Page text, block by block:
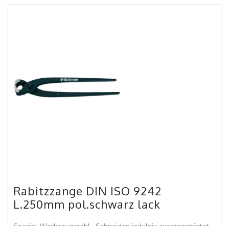
Rabitzzange DIN ISO 9242
L.250mm pol.schwarz lack